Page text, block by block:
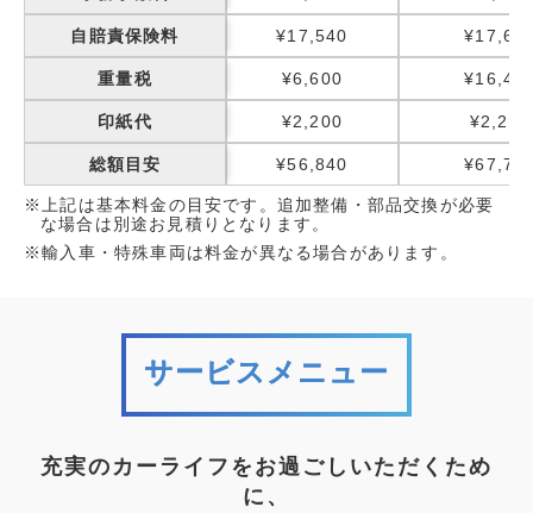
自賠責保険料 ¥17,540
重量税 ¥6,600
印紙代 ¥2,200 ¥2,200
総額目安 ¥56,840
※上記は基本料金の目安です。追加整備・部品交換が必要
な場合は別途お見積りとなります。
※輸入車・特殊車両は料金が異なる場合があります。
サービスメニュー
充実のカーライフをお過ごしいただくため
に、